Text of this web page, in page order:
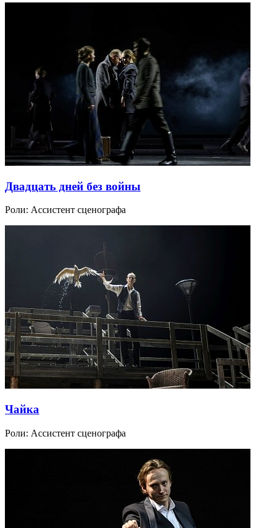
Двадцать дней без войны
Роли: Ассистент сценографа
Чайка
Роли: Ассистент сценографа